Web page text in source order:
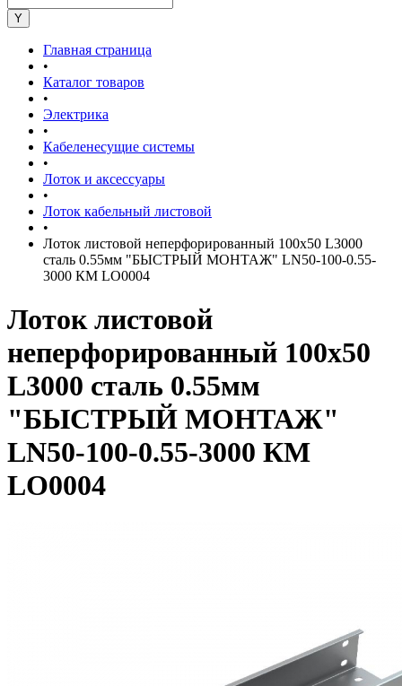
Главная страница
•
Каталог товаров
•
Электрика
•
Кабеленесущие системы
•
Лоток и аксессуары
•
Лоток кабельный листовой
•
Лоток листовой неперфорированный 100х50 L3000
сталь 0.55мм "БЫСТРЫЙ МОНТАЖ" LN50-100-0.55-
3000 КМ LO0004
Лоток листовой
неперфорированный 100х50
L3000 сталь 0.55мм
"БЫСТРЫЙ МОНТАЖ"
LN50-100-0.55-3000 КМ
LO0004